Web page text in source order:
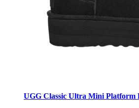
UGG Classic Ultra Mini Platform